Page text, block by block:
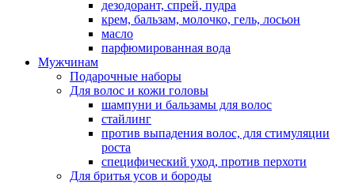
дезодорант, спрей, пудра
крем, бальзам, молочко, гель, лосьон
масло
парфюмированная вода
Мужчинам
Подарочные наборы
Для волос и кожи головы
шампуни и бальзамы для волос
стайлинг
против выпадения волос, для стимуляции
роста
специфический уход, против перхоти
Для бритья усов и бороды